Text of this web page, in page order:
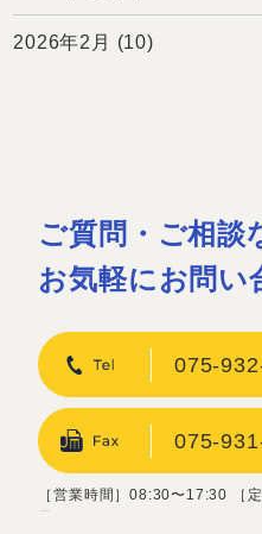
2026年2月 (10)
ご質問・ご相談
お気軽にお問い
075-
075-
［営業時間］08:30〜17:30 ［